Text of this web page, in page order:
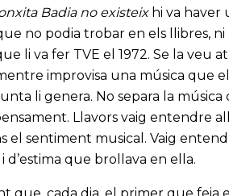
Badia no existeixhi va haver
no podia trobar en els llibres, ni
li va fer TVE el 1972. Se la veu
improvisa una música que
li genera. No separa la
Llavors vaig entendre
el sentiment musical. Vaig
d’estima que brollava en ella.